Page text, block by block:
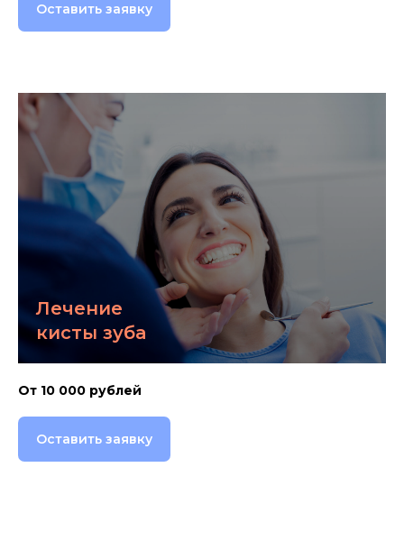
Оставить заявку
Лечение
кисты зуба
От 10 000 рублей
Оставить заявку